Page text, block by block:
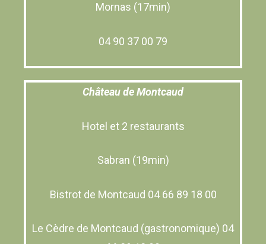
Mornas (17min)
04 90 37 00 79
Château de Montcaud
Hotel et 2 restaurants
Sabran (19min)
Bistrot de Montcaud 04 66 89 18 00
Le Cèdre de Montcaud (gastronomique) 04